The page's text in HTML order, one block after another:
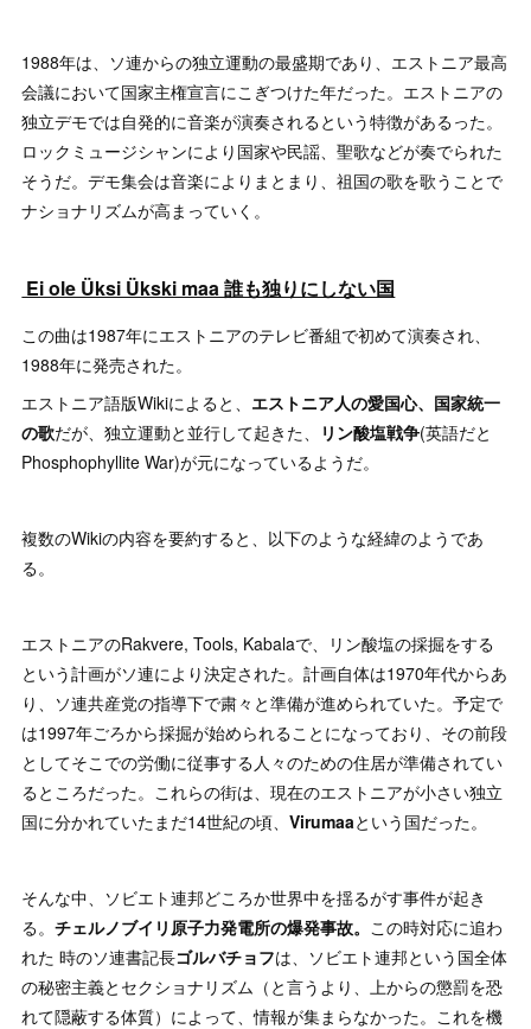
1988年は、ソ連からの独立運動の最盛期であり、エストニア最高
会議において国家主権宣言にこぎつけた年だった。エストニアの
独立デモでは自発的に音楽が演奏されるという特徴があるった。
ロックミュージシャンにより国家や民謡、聖歌などが奏でられた
そうだ。デモ集会は音楽によりまとまり、祖国の歌を歌うことで
ナショナリズムが高まっていく。
Ei ole Üksi Ükski maa 誰も独りにしない国
この曲は1987年にエストニアのテレビ番組で初めて演奏され、
1988年に発売された。
エストニア語版Wikiによると、 エストニア人の愛国心、国家統一
の歌だが、独立運動と並行して起きた、 リン酸塩戦争(英語だと
Phosphophyllite War)が元になっているようだ。
複数のWikiの内容を要約すると、以下のような経緯のようであ
る。
エストニアのRakvere, Tools, Kabalaで、リン酸塩の採掘をする
という計画がソ連により決定された。計画自体は1970年代からあ
り、ソ連共産党の指導下で粛々と準備が進められていた。予定で
は1997年ごろから採掘が始められることになっており、その前段
としてそこでの労働に従事する人々のための住居が準備されてい
るところだった。これらの街は、現在のエストニアが小さい独立
国に分かれていたまだ14世紀の頃、Virumaaという国だった。
そんな中、ソビエト連邦どころか世界中を揺るがす事件が起き
る。チェルノブイリ原子力発電所の爆発事故。 この時対応に追わ
れた 時のソ連書記長ゴルバチョフは、ソビエト連邦という国全体
の秘密主義とセクショナリズム（と言うより、上からの懲罰を恐
れて隠蔽する体質）によって、情報が集まらなかった。これを機